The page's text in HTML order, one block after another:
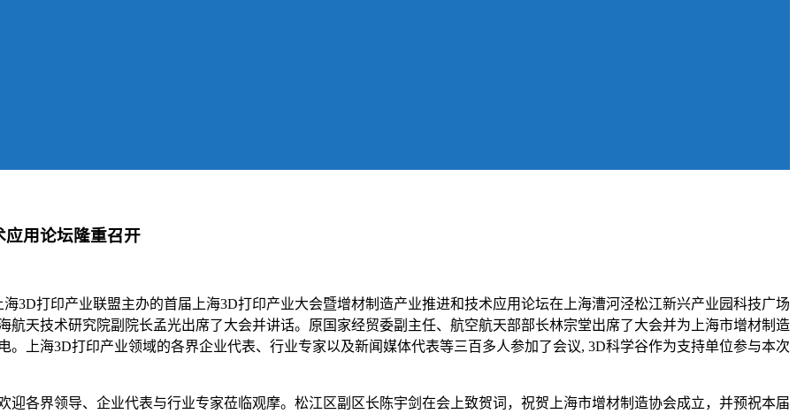
应用论坛隆重召开
3D打印产业联盟主办的首届上海3D打印产业大会暨增材制造产业推进和技术应用论坛在上海漕河泾松江新兴产业园科技广场
航天技术研究院副院长孟光出席了大会并讲话。原国家经贸委副主任、航空航天部部长林宗堂出席了大会并为上海市增材制造
上海3D打印产业领域的各界企业代表、行业专家以及新闻媒体代表等三百多人参加了会议, 3D科学谷作为支持单位参与本次
各界领导、企业代表与行业专家莅临观摩。松江区副区长陈宇剑在会上致贺词，祝贺上海市增材制造协会成立，并预祝本届